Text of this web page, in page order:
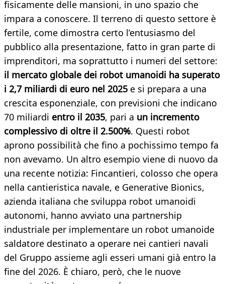
fisicamente delle mansioni, in uno spazio che
impara a conoscere. Il terreno di questo settore è
fertile, come dimostra certo l’entusiasmo del
pubblico alla presentazione, fatto in gran parte di
imprenditori, ma soprattutto i numeri del settore:
il mercato globale dei robot umanoidi ha superato
i 2,7 miliardi di euro nel 2025 e si prepara a una
crescita esponenziale, con previsioni che indicano
70 miliardi entro il 2035, pari a un incremento
complessivo di oltre il 2.500%. Questi robot
aprono possibilità che fino a pochissimo tempo fa
non avevamo. Un altro esempio viene di nuovo da
una recente notizia: Fincantieri, colosso che opera
nella cantieristica navale, e Generative Bionics,
azienda italiana che sviluppa robot umanoidi
autonomi, hanno avviato una partnership
industriale per implementare un robot umanoide
saldatore destinato a operare nei cantieri navali
del Gruppo assieme agli esseri umani già entro la
fine del 2026. È chiaro, però, che le nuove